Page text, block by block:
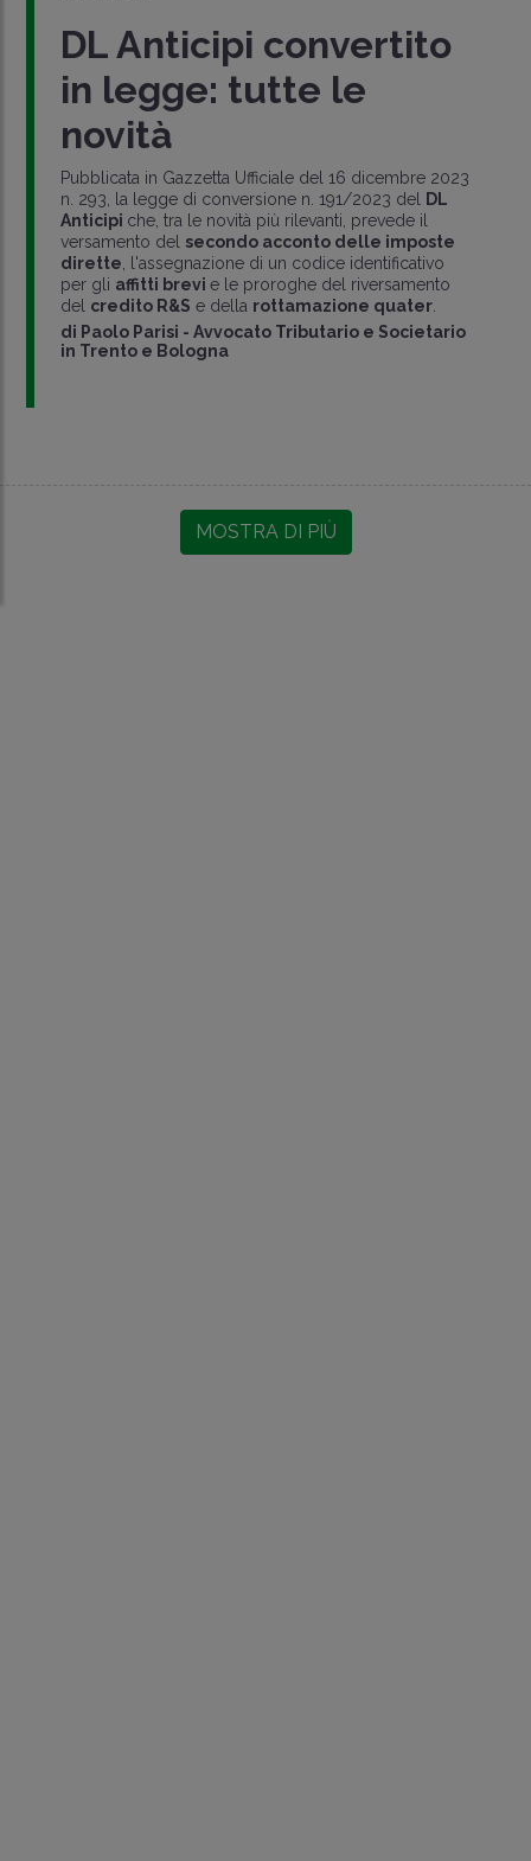
DL Anticipi convertito
in legge: tutte le
novità
Pubblicata in Gazzetta Ufficiale del 16 dicembre 2023
n. 293, la legge di conversione n. 191/2023 del
DL
Anticipi che, tra le novità più rilevanti, prevede il
versamento del secondo acconto delle imposte
dirette , l'assegnazione di un codice identificativo
per gli affitti brevi e le proroghe del riversamento
del credito R&S e della rottamazione quater.
di Paolo Parisi - Avvocato Tributario e Societario
in Trento e Bologna
MOSTRA DI PIÙ